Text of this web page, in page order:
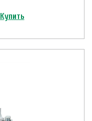
Купить